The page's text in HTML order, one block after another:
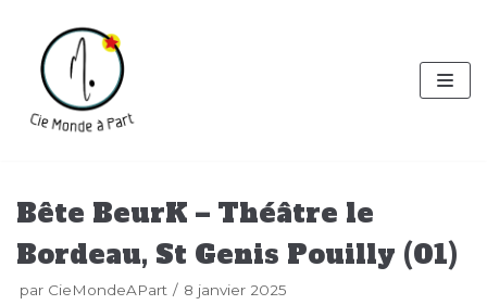
au
contenu
Bête BeurK – Théâtre le
Bordeau, St Genis Pouilly (01)
par CieMondeAPart 8 janvier 2025